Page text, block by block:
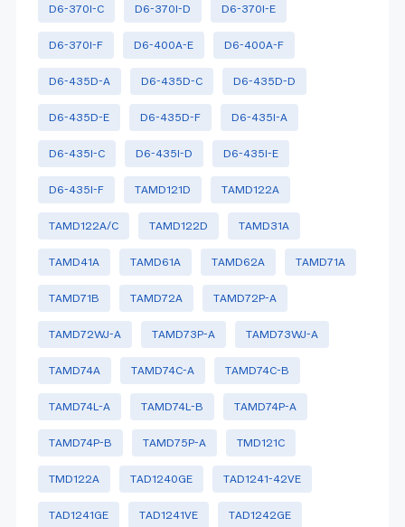
D6-370I-C D6-370I-D D6-370I-E
D6-370I-F D6-400A-E D6-400A-F
D6-435D-A D6-435D-C D6-435D-D
D6-435D-E D6-435D-F D6-435I-A
D6-435I-C D6-435I-D D6-435I-E
D6-435I-F TAMD121D TAMD122A
TAMD122A/C TAMD122D TAMD31A
TAMD41A TAMD61A TAMD62A TAMD71A
TAMD71B TAMD72A TAMD72P-A
TAMD72WJ-A TAMD73P-A TAMD73WJ-A
TAMD74A TAMD74C-A TAMD74C-B
TAMD74L-A TAMD74L-B TAMD74P-A
TAMD74P-B TAMD75P-A TMD121C
TMD122A TAD1240GE TAD1241-42VE
TAD1241GE TAD1241VE TAD1242GE